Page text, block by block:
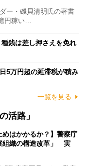
ー・磯貝清明氏の著書
円稼い…
銭は差し押さえを免れ
5万円超の延滞税が積み
一覧を見る
活路」
めはかかるか？】警察庁
組織の構造改革」 実